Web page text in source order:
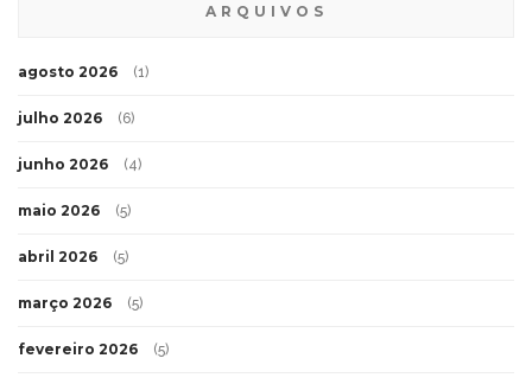
ARQUIVOS
agosto 2026 (1)
julho 2026 (6)
junho 2026 (4)
maio 2026 (5)
abril 2026 (5)
março 2026 (5)
fevereiro 2026 (5)